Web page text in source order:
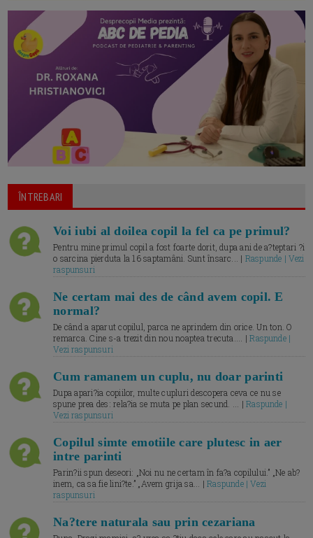
ÎNTREBARI
Voi iubi al doilea copil la fel ca pe primul?
Pentru mine primul copil a fost foarte dorit, dupa ani de a?teptari ?i
o sarcina pierduta la 16 saptamâni. Sunt însarc... | Raspunde | Vezi
raspunsuri
Ne certam mai des de când avem copil. E
normal?
De când a aparut copilul, parca ne aprindem din orice. Un ton. O
remarca. Cine s-a trezit din nou noaptea trecuta.... |Raspunde |
Vezi raspunsuri
Cum ramanem un cuplu, nu doar parinti
Dupa apari?ia copiilor, multe cupluri descopera ceva ce nu se
spune prea des: rela?ia se muta pe plan secund. ... |Raspunde |
Vezi raspunsuri
Copilul simte emotiile care plutesc in aer
intre parinti
Parin?ii spun deseori: „Noi nu ne certam în fa?a copilului.” „Ne ab?
inem, ca sa fie lini?te.” „Avem grija sa... |Raspunde | Vezi
raspunsuri
Na?tere naturala sau prin cezariana